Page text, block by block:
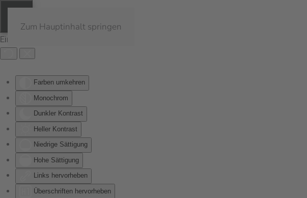
Eingabehilfen öffnen
Farben umkehren
Monochrom
Dunkler Kontrast
Heller Kontrast
Niedrige Sättigung
Hohe Sättigung
Links hervorheben
Überschriften hervorheben
Zum Hauptinhalt springen